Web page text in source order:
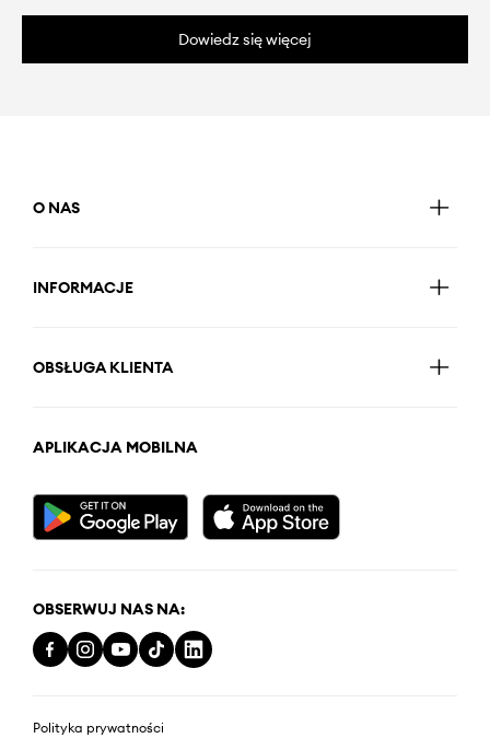
Dowiedz się więcej
O NAS
INFORMACJE
OBSŁUGA KLIENTA
APLIKACJA MOBILNA
OBSERWUJ NAS NA:
Polityka prywatności